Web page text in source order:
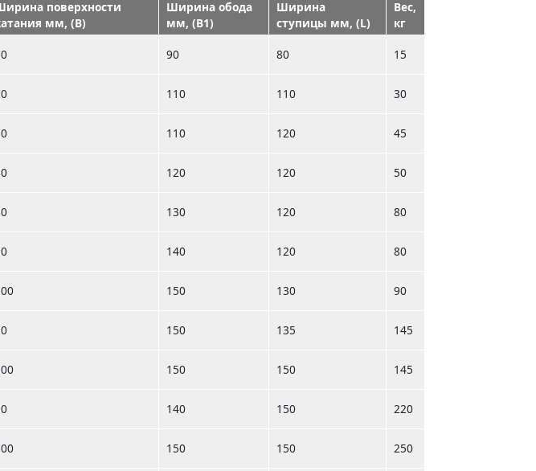
поверхности
мм, (B)
Ширина обода
мм, (B1)
Ширина
ступицы мм, (L)
Вес,
кг
90 80 15
110 110 30
110 120 45
120 120 50
130 120 80
140 120 80
150 130 90
150 135 145
150 150 145
140 150 220
150 150 250